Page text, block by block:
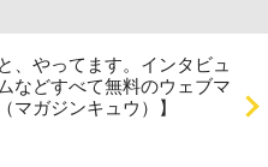
、やってます。インタビュ
などすべて無料のウェブマ
マガジンキュウ）】